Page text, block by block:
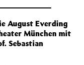
August Everding
München mit
Sebastian